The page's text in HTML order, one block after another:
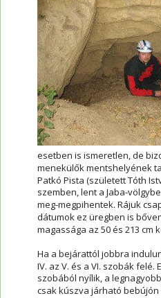
esetben is ismeretlen, de
menekülők mentshelyének
Patkó Pista (született Tóth
szemben, lent a Jaba-
meg-megpihentek. Rájuk
dátumok ez üregben is
magassága az 50 és 213 cm
Ha a bejárattól jobbra
IV. az V. és a VI. szobák
szobából nyílik, a legnagyobb
csak kúszva járható bebújón